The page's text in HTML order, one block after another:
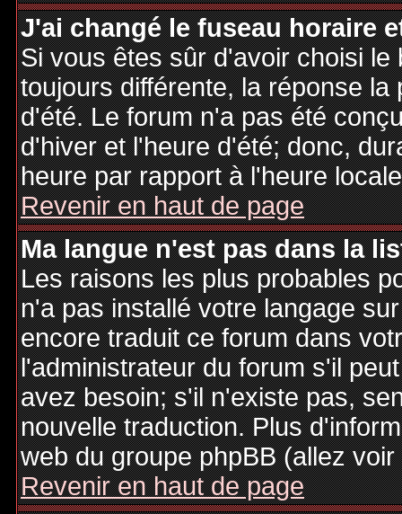
J'ai changé le fuseau horaire
Si vous êtes sûr d'avoir choisi
toujours différente, la réponse
d'été. Le forum n'a pas été
d'hiver et l'heure d'été; donc,
heure par rapport à l'heure
Revenir en haut de page
Ma langue n'est pas dans la
Les raisons les plus probables
n'a pas installé votre langage
encore traduit ce forum dans
l'administrateur du forum s'il
avez besoin; s'il n'existe pas,
nouvelle traduction. Plus
web du groupe phpBB (allez
Revenir en haut de page